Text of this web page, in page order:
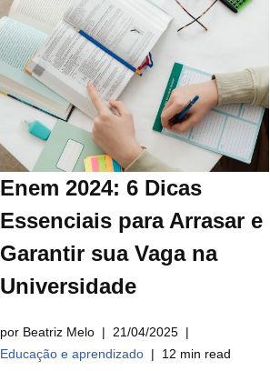
Enem 2024: 6 Dicas
Essenciais para Arrasar e
Garantir sua Vaga na
Universidade
por Beatriz Melo
21/04/2025
Educação e aprendizado
12 min read